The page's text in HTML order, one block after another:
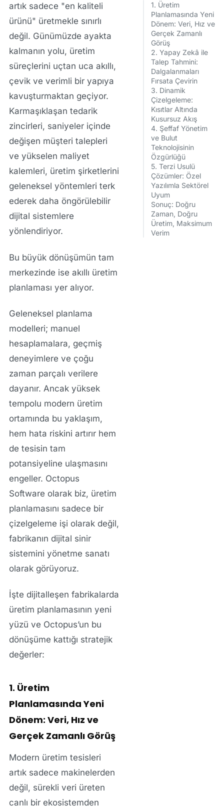
1. Üretim
Planlamasında Yeni
Dönem: Veri, Hız ve
Gerçek Zamanlı
Görüş
2. Yapay Zekâ ile
Talep Tahmini:
Dalgalanmaları
Fırsata Çevirin
3. Dinamik
Çizelgeleme:
Kısıtlar Altında
Kusursuz Akış
4. Şeffaf Yönetim
ve Bulut
Teknolojisinin
Özgürlüğü
5. Terzi Usulü
Çözümler: Özel
Yazılımla Sektörel
Uyum
Sonuç: Doğru
Zaman, Doğru
Üretim, Maksimum
Verim
artık sadece "en kaliteli
ürünü" üretmekle sınırlı
değil. Günümüzde ayakta
kalmanın yolu, üretim
süreçlerini uçtan uca akıllı,
çevik ve verimli bir yapıya
kavuşturmaktan geçiyor.
Karmaşıklaşan tedarik
zincirleri, saniyeler içinde
değişen müşteri talepleri
ve yükselen maliyet
kalemleri, üretim şirketlerini
geleneksel yöntemleri terk
ederek daha öngörülebilir
dijital sistemlere
yönlendiriyor.
Bu büyük dönüşümün tam
merkezinde ise akıllı üretim
planlaması yer alıyor.
Geleneksel planlama
modelleri; manuel
hesaplamalara, geçmiş
deneyimlere ve çoğu
zaman parçalı verilere
dayanır. Ancak yüksek
tempolu modern üretim
ortamında bu yaklaşım,
hem hata riskini artırır hem
de tesisin tam
potansiyeline ulaşmasını
engeller. Octopus
Software olarak biz, üretim
planlamasını sadece bir
çizelgeleme işi olarak değil,
fabrikanın dijital sinir
sistemini yönetme sanatı
olarak görüyoruz.
İşte dijitalleşen fabrikalarda
üretim planlamasının yeni
yüzü ve Octopus’un bu
dönüşüme kattığı stratejik
değerler:
1. Üretim
Planlamasında Yeni
Dönem: Veri, Hız ve
Gerçek Zamanlı Görüş
Modern üretim tesisleri
artık sadece makinelerden
değil, sürekli veri üreten
canlı bir ekosistemden